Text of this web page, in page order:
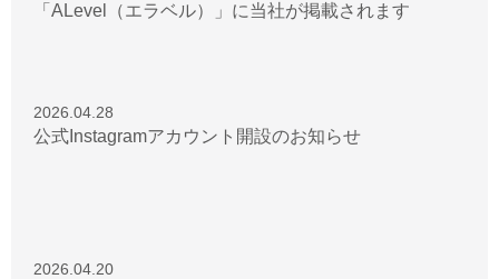
「ALevel（エラベル）」に当社が掲載されます
2026.04.28
公式Instagramアカウント開設のお知らせ
2026.04.20